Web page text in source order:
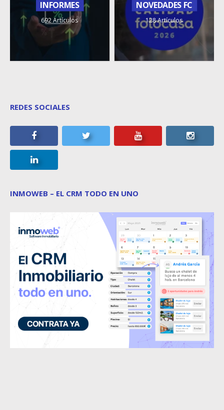
INFORMES
692 Artículos
NOVEDADES FC
128 Artículos
REDES SOCIALES
INMOWEB – EL CRM TODO EN UNO